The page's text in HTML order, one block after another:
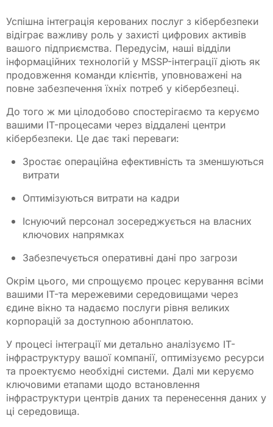
Успішна інтеграція керованих послуг з кібербезпеки
відіграє важливу роль у захисті цифрових активів
вашого підприємства. Передусім, наші відділи
інформаційних технологій у MSSP-інтеграції діють як
продовження команди клієнтів, уповноважені на
повне забезпечення їхніх потреб у кібербезпеці.
До того ж ми цілодобово спостерігаємо та керуємо
вашими IT-процесами через віддалені центри
кібербезпеки. Це дає такі переваги:
Зростає операційна ефективність та зменшуються
витрати
Оптимізуються витрати на кадри
Існуючий персонал зосереджується на власних
ключових напрямках
Забезпечується оперативні дані про загрози
Окрім цього, ми спрощуємо процес керування всіми
вашими IT-та мережевими середовищами через
єдине вікно та надаємо послуги рівня великих
корпорацій за доступною абонплатою.
У процесі інтеграції ми детально аналізуємо IT-
інфраструктуру вашої компанії, оптимізуємо ресурси
та проектуємо необхідні системи. Далі ми керуємо
ключовими етапами щодо встановлення
інфраструктури центрів даних та перенесення даних у
ці середовища.